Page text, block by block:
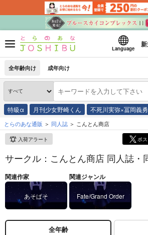
Language
全年齢向け 成年向け
特級α 月刊少女野崎くん 不死川実弥×冨岡義勇
とらのあな通販 同人誌 こんとん商店
入荷アラート ポ
サークル：こんとん商店 同人誌・
関連作家
あそぱそ
関連ジャンル
Fate/Grand Order
全年齢